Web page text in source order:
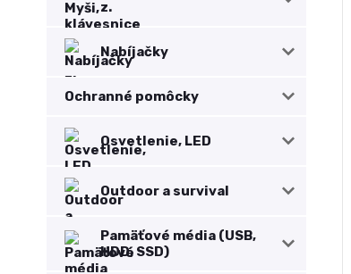
z.
Nabíjačky
Ochranné pomôcky
Osvetlenie, LED
Outdoor a survival
Pamäťové média (USB,
HDD, SSD)